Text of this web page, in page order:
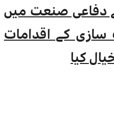
دفاعی صنعت میں
سازی کے اقدامات
کیا